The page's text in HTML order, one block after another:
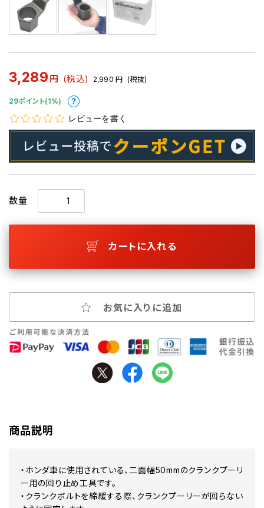
3,289 円 (税込) 2,990 円 (税抜)
29ポイント(1%)
レビューを書く
数量
カートに入れる
お気に入りに追加
商品説明
・ホンダ車に使用されている、二面幅50mmのクランクプーリ
ー用の回り止め工具です。
・クランクボルトを締緩する際、クランクプーリーが回らない